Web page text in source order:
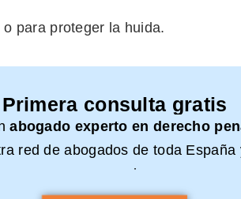
para proteger la huida.
Primera consulta gratis
abogado experto en derecho
red de abogados de toda España
compromiso.